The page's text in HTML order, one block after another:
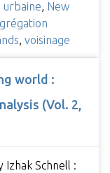
urbaine New
voisinage
world :
(Vol. 2,
Schnell :